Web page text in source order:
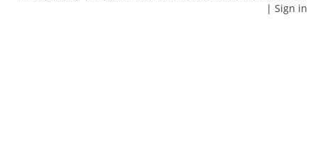
| Sign in